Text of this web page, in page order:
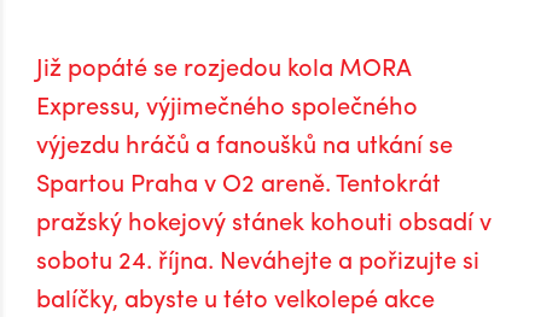
Již popáté se rozjedou kola MORA
Expressu, výjimečného společného
výjezdu hráčů a fanoušků na utkání se
Spartou Praha v O2 areně. Tentokrát
pražský hokejový stánek kohouti obsadí v
sobotu 24. října. Neváhejte a pořizujte si
balíčky, abyste u této velkolepé akce